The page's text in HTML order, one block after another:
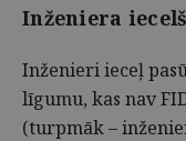
Inženiera
Inženieri ieceļ
līgumu, kas nav
(turpmāk –